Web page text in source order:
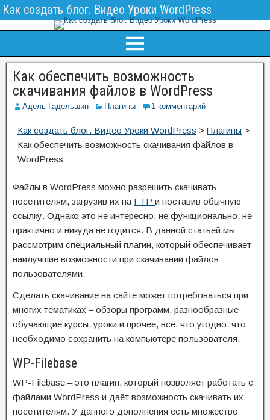
Как создать блог. Видео Уроки WordPress
Как обеспечить возможность
скачивания файлов в WordPress
Адель Гадельшин Плагины 1 комментарий
Как создать блог. Видео Уроки WordPress > Плагины >
Как обеспечить возможность скачивания файлов в
WordPress
Файлы в WordPress можно разрешить скачивать
посетителям, загрузив их на FTP и поставив обычную
ссылку. Однако это не интересно, не функционально, не
практично и никуда не годится. В данной статьей мы
рассмотрим специальный плагин, который обеспечивает
наилучшие возможности при скачивании файлов
пользователями.
Сделать скачивание на сайте может потребоваться при
многих тематиках – обзоры программ, разнообразные
обучающие курсы, уроки и прочее, всё, что угодно, что
необходимо сохранить на компьютере пользователя.
WP-Filebase
WP-Filebase – это плагин, который позволяет работать с
файлами WordPress и даёт возможность скачивать их
посетителям. У данного дополнения есть множество